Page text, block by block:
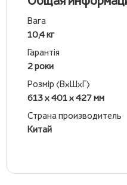
Вага
10,4 кг
Гарантія
2 роки
Розмір (ВхШхГ)
613 х 401 х 427 мм
Страна производитель
Китай